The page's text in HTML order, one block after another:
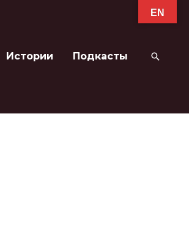
Истории Подкасты Поиск
EN